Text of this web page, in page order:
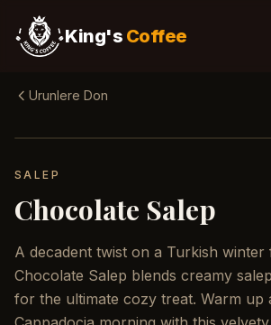
King's Coffee
Urunlere Don
SALEP
Chocolate Salep
A decadent twist on a Turkish
Chocolate Salep blends creamy
for the ultimate cozy treat. Warm up